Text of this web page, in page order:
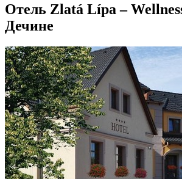
Отель Zlatá Lípa –
Дечине